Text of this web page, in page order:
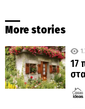
More stories
17